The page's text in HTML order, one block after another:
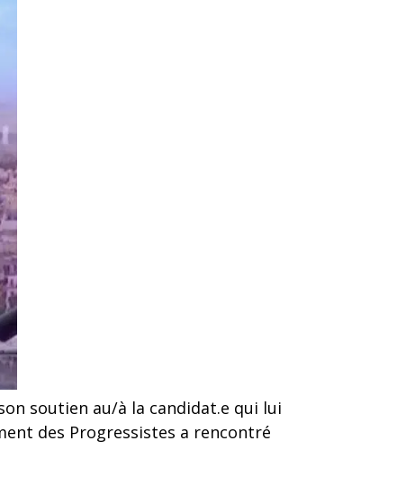
soutien au/à la candidat.e qui lui
des Progressistes a rencontré